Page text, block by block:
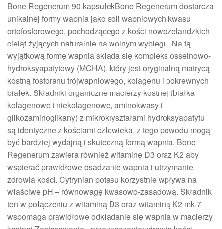
Bone Regenerum 90 kapsułekBone Regenerum dostarcza
unikalnej formy wapnia jako soli wapniowych kwasu
ortofosforowego, pochodzącego z kości nowozelandzkich
cieląt żyjących naturalnie na wolnym wybiegu. Na tą
wyjątkową formę wapnia składa się kompleks osseinowo-
hydroksyapatytowy (MCHA), który jest oryginalną matrycą
kostną fosforanu trójwapniowego, kolagenu i pokrewnych
białek. Składniki organiczne macierzy kostnej (białka
kolagenowe i niekolagenowe, aminokwasy i
glikozaminoglikany) z mikrokryształami hydroksyapatytu
są identyczne z kościami człowieka, z tego powodu mogą
być bardziej wydajną i skuteczną formą wapnia. Bone
Regenerum zawiera również witaminę D3 oraz K2 aby
wspierać prawidłowe osadzanie wapnia i utrzymanie
zdrowia kości. Cytrynian potasu korzystnie wpływa na
właściwe pH – równowagę kwasowo-zasadową. Składnik
ten w połączeniu z witaminą D3 oraz witaminą K2 mk-7
wspomaga prawidłowe odkładanie się wapnia w macierzy